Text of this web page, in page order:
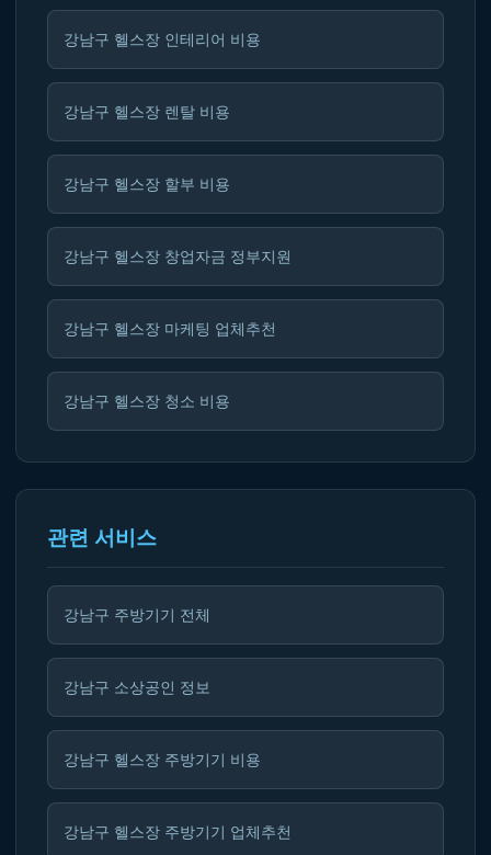
강남구 헬스장 인테리어 비용
강남구 헬스장 렌탈 비용
강남구 헬스장 할부 비용
강남구 헬스장 창업자금 정부지원
강남구 헬스장 마케팅 업체추천
강남구 헬스장 청소 비용
관련 서비스
강남구 주방기기 전체
강남구 소상공인 정보
강남구 헬스장 주방기기 비용
강남구 헬스장 주방기기 업체추천